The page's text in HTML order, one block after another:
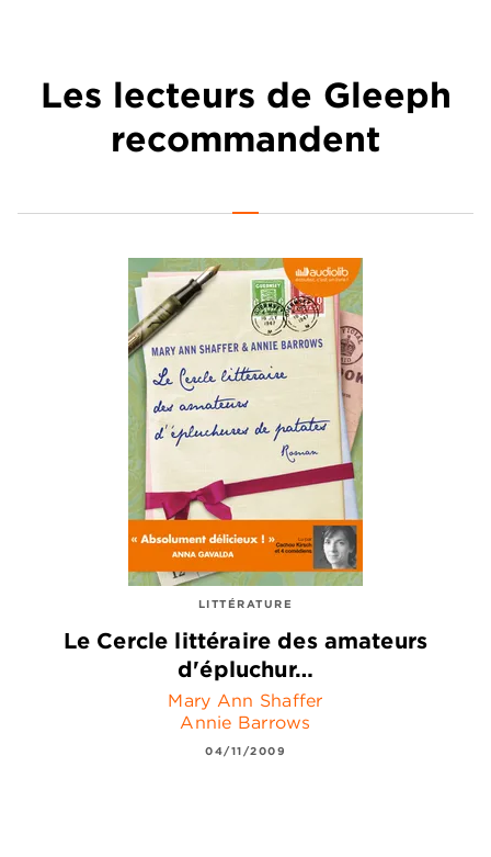
Les lecteurs de Gleeph
recommandent
LITTÉRATURE
Le Cercle littéraire des amateurs
d'épluchur…
Mary Ann Shaffer
Annie Barrows
04/11/2009